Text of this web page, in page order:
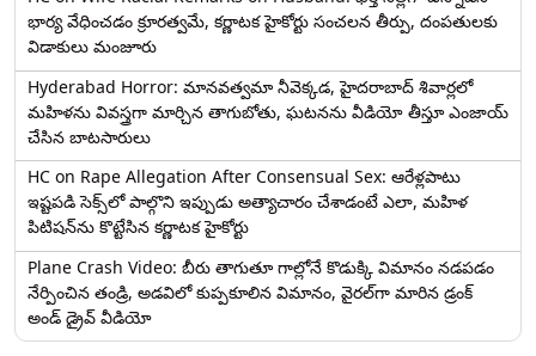
భార్య వేధించ‌డం క్రూర‌త్వ‌మే, కర్ణాటక హైకోర్టు సంచలన తీర్పు, దంపతులకు
విడాకులు మంజూరు
Hyderabad Horror: మానవత్వమా నీవెక్కడ, హైదరాబాద్ శివార్లలో
మహిళను వివస్త్రగా మార్చిన తాగుబోతు, ఘటనను వీడియో తీస్తూ ఎంజాయ్
చేసిన బాటసారులు
HC on Rape Allegation After Consensual Sex: ఆరేళ్లపాటు
ఇష్టపడి సెక్స్‌లో పాల్గొని ఇప్పుడు అత్యాచారం చేశాడంటే ఎలా, మహిళ
పిటిషన్‌ను కొట్టేసిన కర్ణాటక హైకోర్టు
Plane Crash Video: బీరు తాగుతూ గాల్లోనే కొడుక్కి విమానం నడపడం
నేర్పించిన తండ్రి, అడవిలో కుప్పకూలిన విమానం, వైరల్‌గా మారిన డ్రంక్‌
అండ్ డ్రైవ్ వీడియో